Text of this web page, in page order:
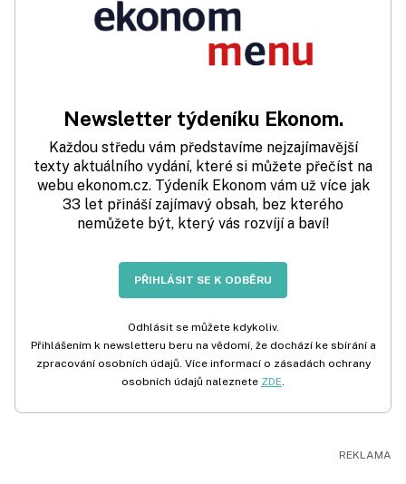
Newsletter týdeníku Ekonom.
Každou středu vám představíme nejzajímavější
texty aktuálního vydání, které si můžete přečíst na
webu ekonom.cz. Týdeník Ekonom vám už více jak
33 let přináší zajímavý obsah, bez kterého
nemůžete být, který vás rozvíjí a baví!
PŘIHLÁSIT SE K ODBĚRU
Odhlásit se můžete kdykoliv.
Přihlášením k newsletteru beru na vědomí, že dochází ke sbírání a
zpracování osobních údajů. Více informací o zásadách ochrany
osobních údajů naleznete ZDE.